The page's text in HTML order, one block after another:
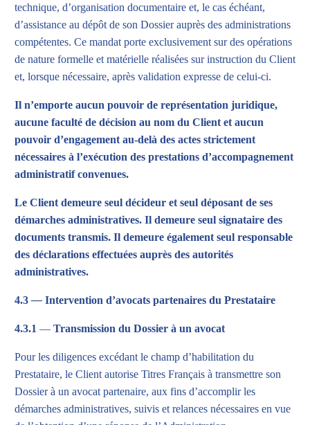
technique, d’organisation documentaire et, le cas échéant,
d’assistance au dépôt de son Dossier auprès des administrations
compétentes. Ce mandat porte exclusivement sur des opérations
de nature formelle et matérielle réalisées sur instruction du Client
et, lorsque nécessaire, après validation expresse de celui-ci.
Il n’emporte aucun pouvoir de représentation juridique,
aucune faculté de décision au nom du Client et aucun
pouvoir d’engagement au-delà des actes strictement
nécessaires à l’exécution des prestations d’accompagnement
administratif convenues.
Le Client demeure seul décideur et seul déposant de ses
démarches administratives. Il demeure seul signataire des
documents transmis. Il demeure également seul responsable
des déclarations effectuées auprès des autorités
administratives.
4.3—Intervention d’avocats partenaires du Prestataire
4.3.1 —Transmission du Dossier à un avocat
Pour les diligences excédant le champ d’habilitation du
Prestataire, le Client autorise Titres Français à transmettre son
Dossier à un avocat partenaire, aux fins d’accomplir les
démarches administratives, suivis et relances nécessaires en vue